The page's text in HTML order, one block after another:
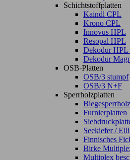
Schichtstoffplatten
Kaindl CPL
Krono CPL
Innovus HPL
Resopal HPL
Dekodur HPL
Dekodur
OSB-Platten
OSB/3 stumpf
OSB/3 N+F
Sperrholzplatten
Biegesperrholz
Furnierplatten
Seekiefer /
Finnisches
Birke
Multiplex